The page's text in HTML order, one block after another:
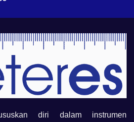
diri dalam instrumen